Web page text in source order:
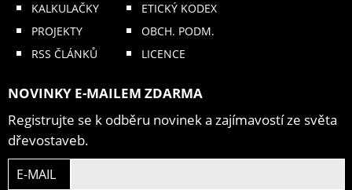
KALKULAČKY
PROJEKTY
RSS ČLÁNKŮ
ETICKÝ KODEX
OBCH. PODM.
LICENCE
NOVINKY E-MAILEM ZDARMA
Registrujte se k odběru novinek a zajímavostí ze světa
dřevostaveb.
E-MAIL